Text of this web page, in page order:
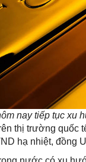
nay tiếp tục xu
thị trường quốc
hạ nhiệt, đồng